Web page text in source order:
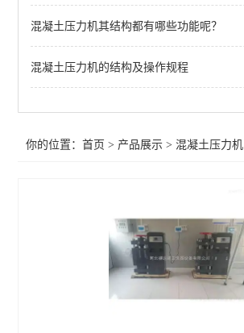
混凝土压力机其结构都有哪些功能呢？
混凝土压力机的结构及操作规程
你的位置：首页 > 产品展示 > 混凝土压力机